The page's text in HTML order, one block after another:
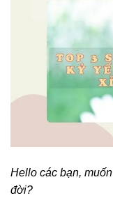
Hello các bạn, muốn
đời?